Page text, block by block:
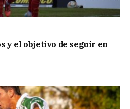
y el objetivo de seguir en